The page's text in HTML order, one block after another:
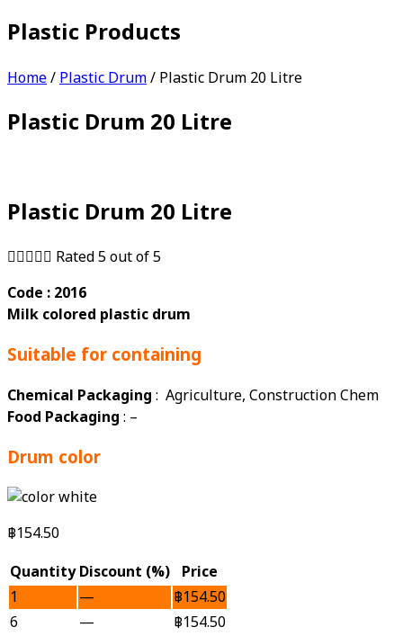
Plastic Products
Home/Plastic Drum/ Plastic Drum 20 Litre
Plastic Drum 20 Litre
Plastic Drum 20 Litre
 Rated 5 out of 5
Code : 2016
Milk colored plastic drum
Suitable for containing
Chemical Packaging : Agriculture, Construction Chem
Food Packaging : –
Drum color
฿154.50
Quantity Discount (%) Price
1
— ฿154.50
6
— ฿154.50